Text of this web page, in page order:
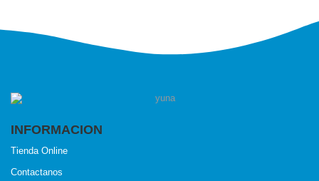
INFORMACION
Tienda Online
Contactanos